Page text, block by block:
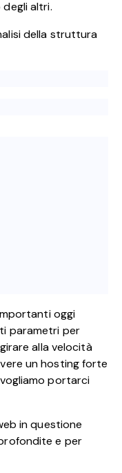
altri.
della struttura
oggi
parametri per
alla velocità
un hosting forte
portarci
in questione
e per